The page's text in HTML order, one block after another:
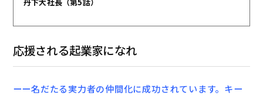
応援される起業家になれ
ーー名だたる実力者の仲間化に成功されています。キー